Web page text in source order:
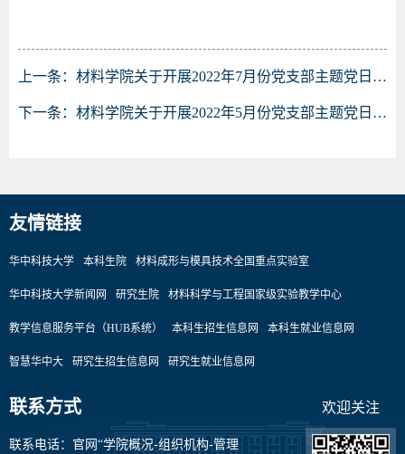
上一条： 材料学院关于开展2022年7月份党支部主题党日的通知
下一条： 材料学院关于开展2022年5月份党支部主题党日的通知
友情链接
华中科技大学 本科生院 材料成形与模具技术全国重点实验室
华中科技大学新闻网 研究生院 材料科学与工程国家级实验教学中心
教学信息服务平台（HUB系统） 本科生招生信息网 本科生就业信息网
智慧华中大 研究生招生信息网 研究生就业信息网
联系方式
联系电话：官网“学院概况-组织机构-管理
欢迎关注